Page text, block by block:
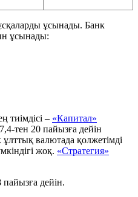
ұсынады. Банк
ұсынады:
тиімдісі – «Капитал»
тен 20 пайызға дейін
валютада қолжетімді
жоқ. «Стратегия»
дейін.